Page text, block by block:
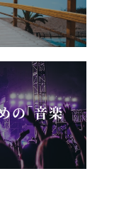
の「音楽